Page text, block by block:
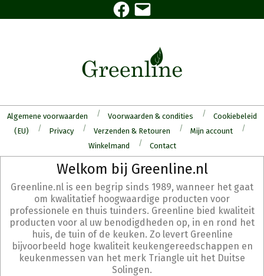
to
Facebook
E-
mail
Algemene voorwaarden Voorwaarden & condities
Cookiebeleid
(EU)
Privacy Verzenden & Retouren
Mijn account
Winkelmand
Contact
Menu
Welkom bij Greenline.nl
Greenline.nl is een begrip sinds 1989, wanneer het gaat
om kwalitatief hoogwaardige producten voor
professionele en thuis tuinders. Greenline bied kwaliteit
producten voor al uw benodigdheden op, in en rond het
huis, de tuin of de keuken. Zo levert Greenline
bijvoorbeeld hoge kwaliteit keukengereedschappen en
keukenmessen van het merk Triangle uit het Duitse
Solingen.